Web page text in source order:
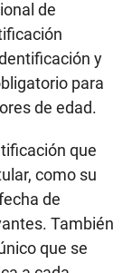
de
y
para
de edad.
que
como su
de
También
que se